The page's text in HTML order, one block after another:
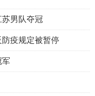
男队夺冠
疫规定被暂停
军